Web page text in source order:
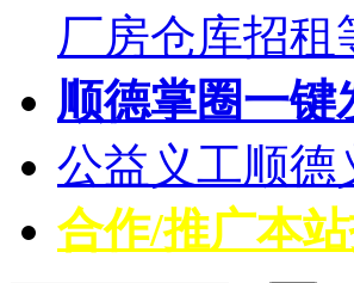
厂房仓库招租
顺德掌圈一键
公益义工顺德
合作/推广本